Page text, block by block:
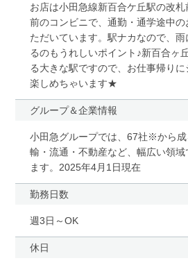
お店は小田急線新百合ケ丘駅の改
前のコンビニで、通勤・通学途中
ただいています。駅ナカなので、雨
るのもうれしいポイント♪新百合ヶ
る大きな駅ですので、お仕事帰り
楽しめちゃいます★
グループ＆企業情報
小田急グループでは、67社※から
輸・流通・不動産など、幅広い領
ます。2025年4月1日現在
勤務日数
週3日～OK
休日